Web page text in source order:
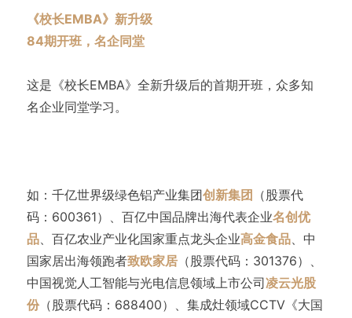
《校长EMBA》新升级
84期开班，名企同堂
这是《校长EMBA》全新升级后的首期开班，众多知
名企业同堂学习。
如：千亿世界级绿色铝产业集团创新集团
（股票代
码：600361）、百亿中国品牌出海代表企业名创优
品、百亿农业产业化国家重点龙头企业高金食品、中
国家居出海领跑者致欧家居（股票代码：301376）、
中国视觉人工智能与光电信息领域上市公司凌云光股
份（股票代码：688400）、集成灶领域CCTV《大国